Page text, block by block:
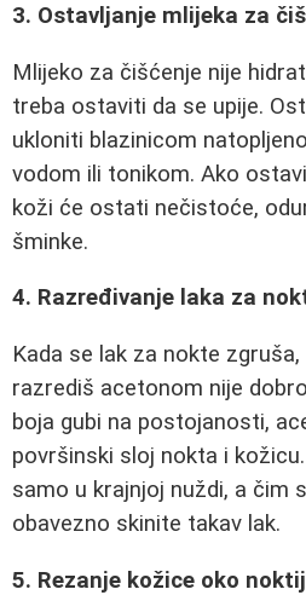
3. Ostavljanje mlijeka za
Mlijeko za čišćenje nije
treba ostaviti da se upije.
ukloniti blazinicom
vodom ili tonikom. Ako
koži će ostati nečistoće,
šminke.
4. Razređivanje laka za
Kada se lak za nokte
razrediš acetonom nije
boja gubi na postojanosti,
površinski sloj nokta i
samo u krajnjoj nuždi, a čim
obavezno skinite takav lak.
5. Rezanje kožice oko